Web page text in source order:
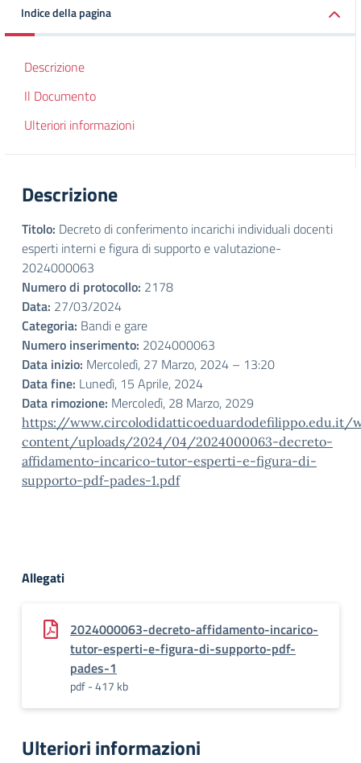
Indice della pagina
Descrizione
Il Documento
Ulteriori informazioni
Descrizione
Titolo: Decreto di conferimento incarichi individuali docenti
esperti interni e figura di supporto e valutazione-
2024000063
Numero di protocollo: 2178
Data: 27/03/2024
Categoria: Bandi e gare
Numero inserimento: 2024000063
Data inizio: Mercoledì, 27 Marzo, 2024 – 13:20
Data fine: Lunedì, 15 Aprile, 2024
Data rimozione: Mercoledì, 28 Marzo, 2029
https://www.circolodidatticoeduardodefilippo.edu.it/
content/uploads/2024/04/2024000063-decreto-
affidamento-incarico-tutor-esperti-e-figura-di-
supporto-pdf-pades-1.pdf
Allegati
2024000063-decreto-affidamento-incarico-
tutor-esperti-e-figura-di-supporto-pdf-
pades-1
pdf - 417 kb
Ulteriori informazioni